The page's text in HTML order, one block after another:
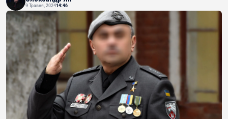
9 Травня, 202414:46